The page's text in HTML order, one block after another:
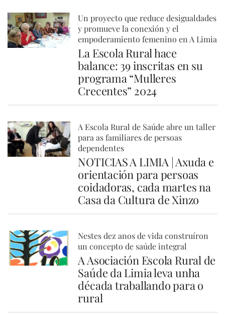
Un proyecto que reduce desigualdades
y promueve la conexión y el
empoderamiento femenino en A Limia
La Escola Rural hace
balance: 39 inscritas en su
programa “Mulleres
Crecentes” 2024
A Escola Rural de Saúde abre un taller
para as familiares de persoas
dependentes
NOTICIAS A LIMIA | Axuda e
orientación para persoas
coidadoras, cada martes na
Casa da Cultura de Xinzo
Nestes dez anos de vida construíron
un concepto de saúde integral
A Asociación Escola Rural de
Saúde da Limia leva unha
década traballando para o
rural